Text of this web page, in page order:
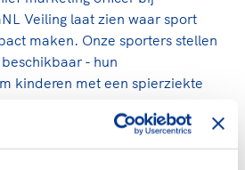
Veiling laat zien waar sport
maken. Onze sporters stellen
- hun
kinderen met een spierziekte
mag overhandigen, maakt deze